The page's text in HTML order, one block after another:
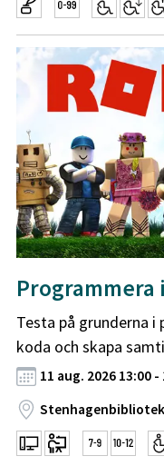
Programmera
Testa på grunderna i
koda och skapa
11 aug. 2026 13:00 -